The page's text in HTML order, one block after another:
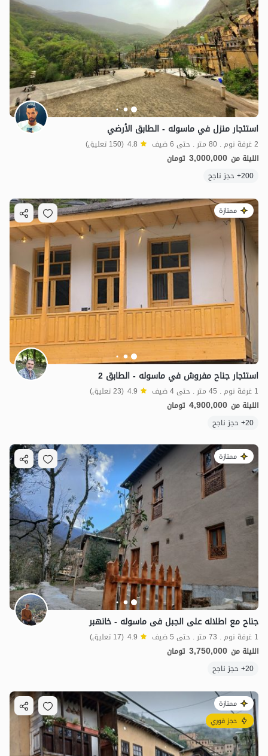
استئجار منزل في ماسوله - الطابق الأرضي
2 غرفة نوم . 80 متر . حتى 6 ضيف 4.8 (150 تعليق)
الليلة من 3,000,000 تومان
200+ حجز ناجح
ممتازة
استئجار جناح مفروش في ماسوله - الطابق 2
1 غرفة نوم . 45 متر . حتى 4 ضيف 4.9 (23 تعليق)
الليلة من 4,900,000 تومان
20+ حجز ناجح
ممتازة
جناح مع اطلاله علی الجبل فی ماسوله - خانهبر
1 غرفة نوم . 73 متر . حتى 5 ضيف 4.9 (17 تعليق)
الليلة من 3,750,000 تومان
20+ حجز ناجح
ممتازة
حجز فوري